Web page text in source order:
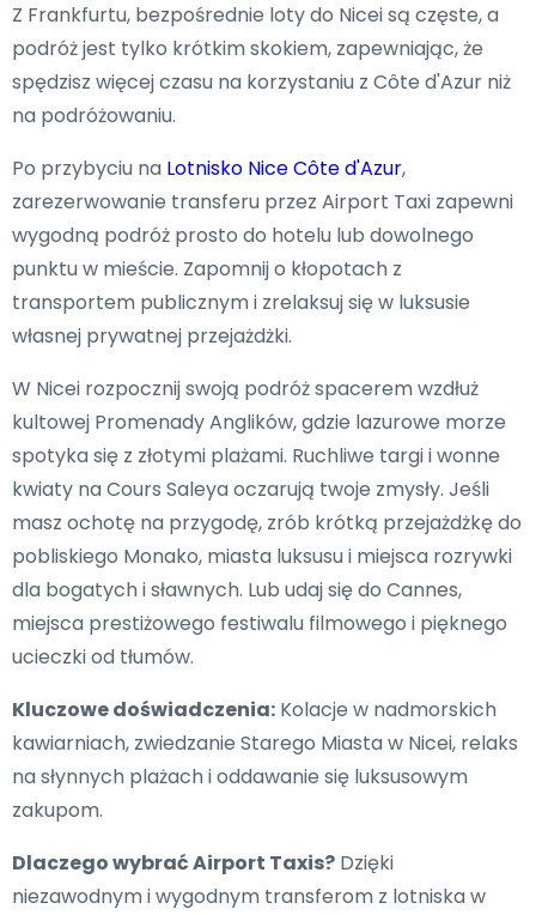
Z Frankfurtu, bezpośrednie loty do Nicei są częste, a
podróż jest tylko krótkim skokiem, zapewniając, że
spędzisz więcej czasu na korzystaniu z Côte d'Azur niż
na podróżowaniu.
Po przybyciu na Lotnisko Nice Côte d'Azur,
zarezerwowanie transferu przez Airport Taxi zapewni
wygodną podróż prosto do hotelu lub dowolnego
punktu w mieście. Zapomnij o kłopotach z
transportem publicznym i zrelaksuj się w luksusie
własnej prywatnej przejażdżki.
W Nicei rozpocznij swoją podróż spacerem wzdłuż
kultowej Promenady Anglików, gdzie lazurowe morze
spotyka się z złotymi plażami. Ruchliwe targi i wonne
kwiaty na Cours Saleya oczarują twoje zmysły. Jeśli
masz ochotę na przygodę, zrób krótką przejażdżkę do
pobliskiego Monako, miasta luksusu i miejsca rozrywki
dla bogatych i sławnych. Lub udaj się do Cannes,
miejsca prestiżowego festiwalu filmowego i pięknego
ucieczki od tłumów.
Kluczowe doświadczenia: Kolacje w nadmorskich
kawiarniach, zwiedzanie Starego Miasta w Nicei, relaks
na słynnych plażach i oddawanie się luksusowym
zakupom.
Dlaczego wybrać Airport Taxis? Dzięki
niezawodnym i wygodnym transferom z lotniska w